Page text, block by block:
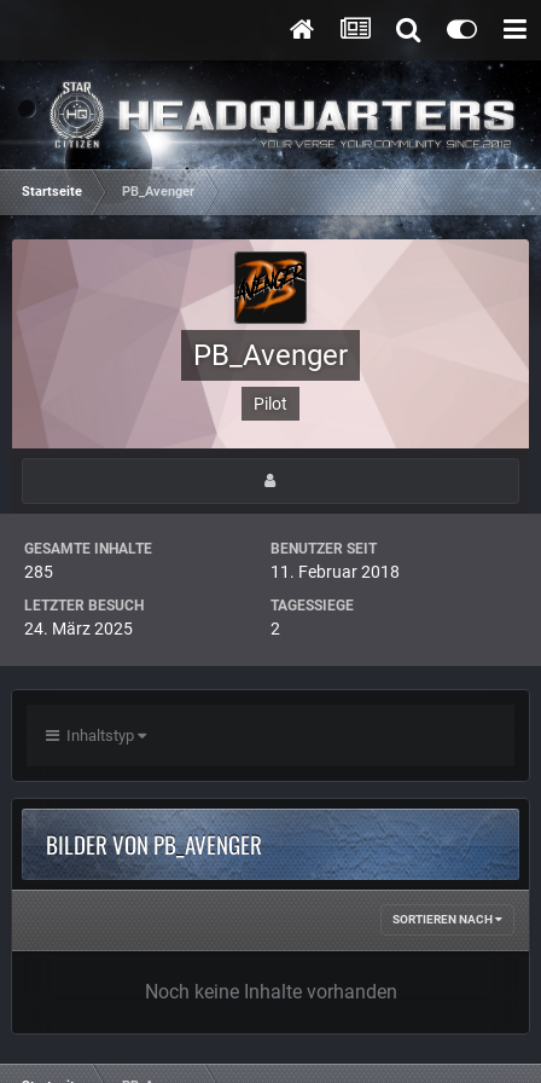
Startseite PB_Avenger
PB_Avenger
Pilot
GESAMTE INHALTE
285
BENUTZER SEIT
11. Februar 2018
LETZTER BESUCH
24. März 2025
TAGESSIEGE
2
Inhaltstyp
BILDER VON PB_AVENGER
SORTIEREN NACH
Noch keine Inhalte vorhanden